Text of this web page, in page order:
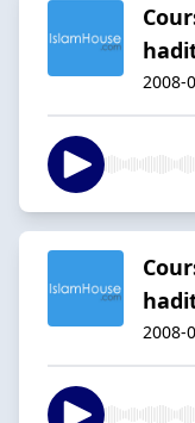
2008-
2008-